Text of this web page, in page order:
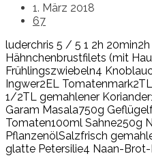
1. März 2018
67
luderchris 5 / 5 1 2h 20min
Hähnchenbrustfilets (mit
Frühlingszwiebeln4
Ingwer2EL Tomatenmark
1/2TL gemahlener Koriander
Garam Masala750g
Tomaten100ml Sahne250g
PflanzenölSalzfrisch
glatte Petersilie4 Naan-